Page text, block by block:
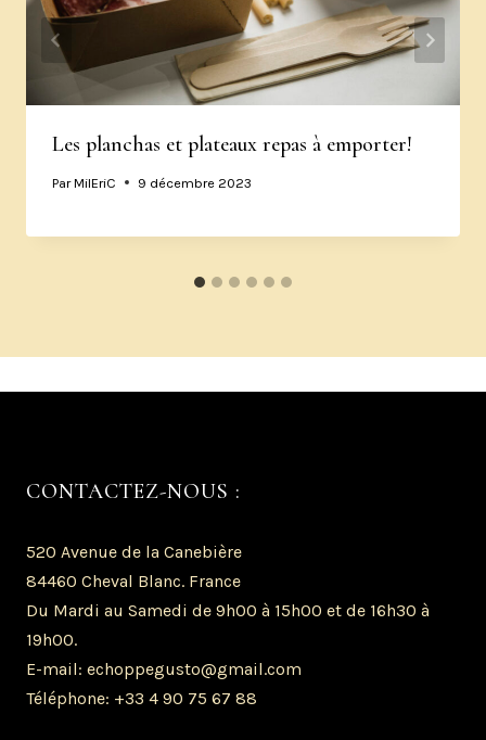
Les planchas et plateaux repas à emporter!
Par MilEriC 9 décembre 2023
CONTACTEZ-NOUS :
520 Avenue de la Canebière
84460 Cheval Blanc. France
Du Mardi au Samedi de 9h00 à 15h00 et de 16h30 à
19h00.
E-mail: echoppegusto@gmail.com
Téléphone: +33 4 90 75 67 88